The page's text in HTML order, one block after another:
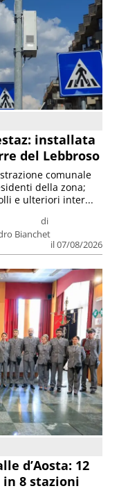
installata
del Lebbroso
di
Bianchet
il 07/08/2026
comunale
della zona;
e ulteriori inter...
d’Aosta: 12
8 stazioni